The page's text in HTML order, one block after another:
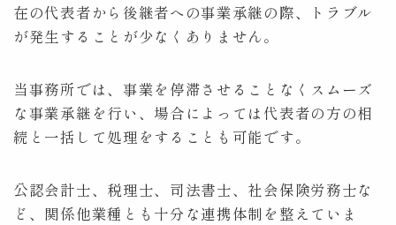
在の代表者から後継者への事業承継の際、トラブル
が発生することが少なくありません。
当事務所では、事業を停滞させることなくスムーズ
な事業承継を行い、場合によっては代表者の方の相
続と一括して処理をすることも可能です。
公認会計士、税理士、司法書士、社会保険労務士な
ど、関係他業種とも十分な連携体制を整えていま